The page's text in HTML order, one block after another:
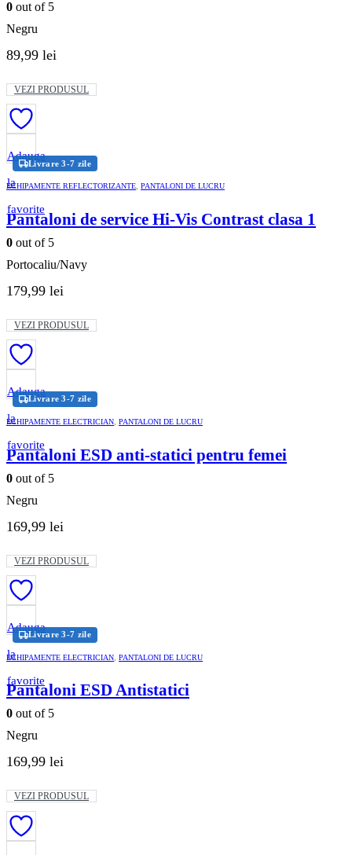
0 out of 5
Negru
89,99 lei
VEZI PRODUSUL
Acest
produs
variații.
Opțiunile
pot
în
Adauga
la
favorite
Livrare 3-7 zile
ECHIPAMENTE REFLECTORIZANTE PANTALONI DE LUCRU
Pantaloni de service Hi-Vis Contrast clasa 1
0 out of 5
Portocaliu/Navy
179,99 lei
VEZI PRODUSUL
Acest
produs
variații.
Opțiunile
pot
în
Adauga
la
favorite
Livrare 3-7 zile
ECHIPAMENTE ELECTRICIAN PANTALONI DE LUCRU
Pantaloni ESD anti-statici pentru femei
0 out of 5
Negru
169,99 lei
VEZI PRODUSUL
Acest
produs
variații.
Opțiunile
pot
în
Adauga
la
favorite
Livrare 3-7 zile
ECHIPAMENTE ELECTRICIAN PANTALONI DE LUCRU
Pantaloni ESD Antistatici
0 out of 5
Negru
169,99 lei
VEZI PRODUSUL
Acest
produs